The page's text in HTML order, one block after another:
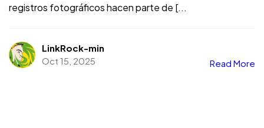
registros fotográficos hacen parte de [...
LinkRock-min
Oct 15, 2025
Read More